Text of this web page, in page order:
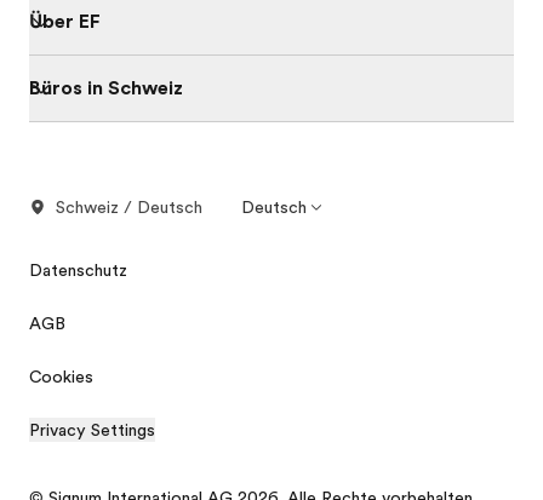
Über EF
Büros in Schweiz
Schweiz / Deutsch Deutsch
Datenschutz
AGB
Cookies
Privacy Settings